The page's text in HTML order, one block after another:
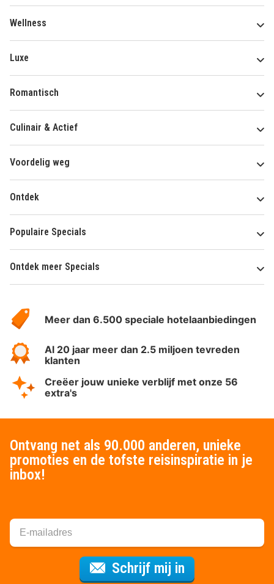
Wellness
Luxe
Romantisch
Culinair & Actief
Voordelig weg
Ontdek
Populaire Specials
Ontdek meer Specials
HotelSpecials
Meer dan 6.500 speciale hotelaanbiedingen
Al 20 jaar meer dan 2.5 miljoen tevreden
klanten
Creëer jouw unieke verblijf met onze 56
extra's
Ontvang net als 90.000 anderen, unieke
promoties en de tofste reisinspiratie in je
inbox!
Schrijf mij in